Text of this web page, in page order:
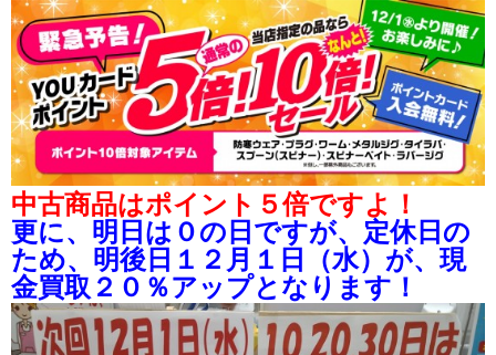
中古商品はポイント５倍ですよ！
更に、明日は０の日ですが、定休日の
ため、明後日１２月１日（水）が、現
金買取２０％アップとなります！